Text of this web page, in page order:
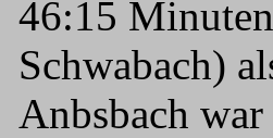
46:15
Schwabach)
Anbsbach